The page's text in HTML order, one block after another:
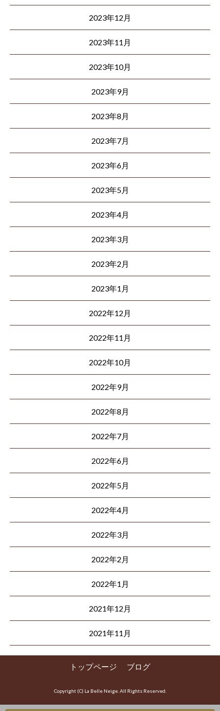
2023年12月
2023年11月
2023年10月
2023年9月
2023年8月
2023年7月
2023年6月
2023年5月
2023年4月
2023年3月
2023年2月
2023年1月
2022年12月
2022年11月
2022年10月
2022年9月
2022年8月
2022年7月
2022年6月
2022年5月
2022年4月
2022年3月
2022年2月
2022年1月
2021年12月
2021年11月
トップページ ブログ
Copyright (C) La Belle Neige. All Rights Reserved.